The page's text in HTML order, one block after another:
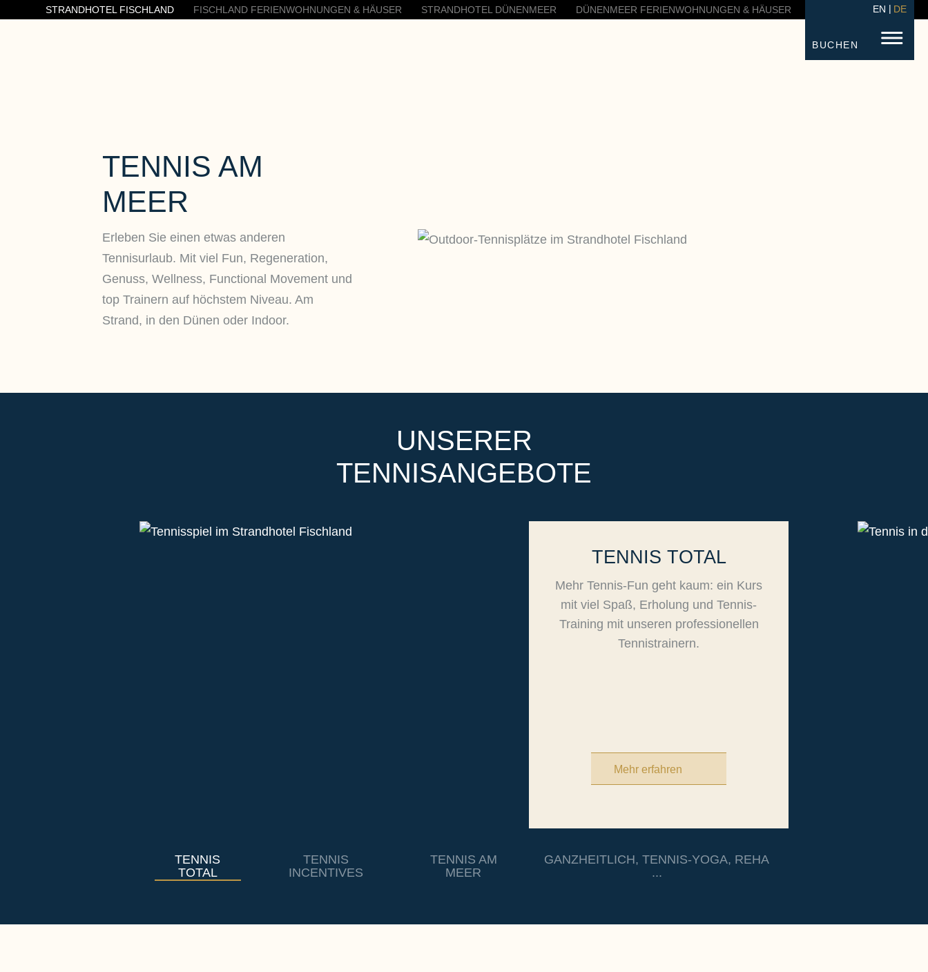
STRANDHOTEL FISCHLAND FISCHLAND FERIENWOHNUNGEN & HÄUSER STRANDHOTEL DÜNENMEER DÜNENMEER FERIENWOHNUNGEN & HÄUSER
BUCHEN
EN DE
TENNIS AM
MEER
Erleben Sie einen etwas anderen
Tennisurlaub. Mit viel Fun, Regeneration,
Genuss, Wellness, Functional Movement und
top Trainern auf höchstem Niveau. Am
Strand, in den Dünen oder Indoor.
UNSERER
TENNISANGEBOTE
TENNIS TOTAL
Mehr Tennis-Fun geht kaum: ein Kurs
mit viel Spaß, Erholung und Tennis-
Training mit unseren professionellen
Tennistrainern.
Mehr erfahren
TENNIS
TOTAL
TENNIS
INCENTIVES
TENNIS AM
MEER
GANZHEITLICH, TENNIS-YOGA, REHA
...